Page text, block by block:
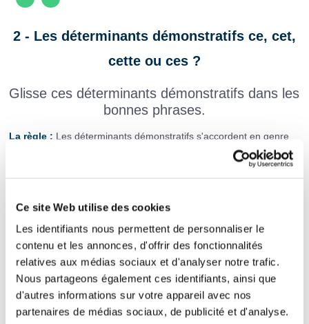
Ce site Web utilise des cookies
Les identifiants nous permettent de personnaliser le
contenu et les annonces, d'offrir des fonctionnalités
relatives aux médias sociaux et d'analyser notre trafic.
Nous partageons également ces identifiants, ainsi que
d'autres informations sur votre appareil avec nos
partenaires de médias sociaux, de publicité et d'analyse.
2 - Les déterminants démonstratifs ce, cet,
cette ou ces ?
Glisse ces déterminants démonstratifs dans les
bonnes phrases.
La règle : Les déterminants démonstratifs s'accordent en genre
Exemple : cet arbre, ce réveil, ces chaussures, cette table.
terrain et maison sont
à mon grand-père.
J'ai ramassé prunes dans
jardin.